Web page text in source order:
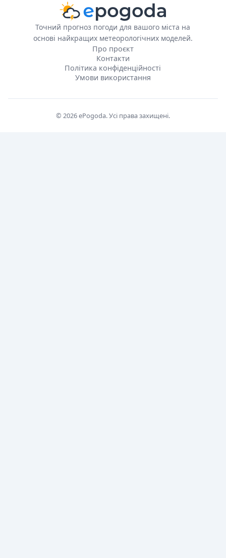
Точний прогноз погоди для вашого міста на
основі найкращих метеорологічних моделей.
Про проєкт
Контакти
Політика конфіденційності
Умови використання
© 2026 ePogoda. Усі права захищені.